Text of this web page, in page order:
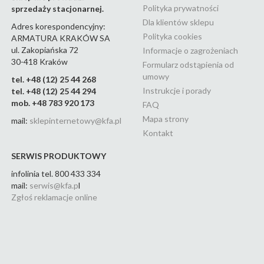
malaga black
malaga brushed gold
malaga brushed rose gold
(22)
malaga gun metal grey
(22)
malaga white
medico new (5)
mokait black
mokait chrom
sprzedaży stacjonarnej.
Adres korespondencyjny:
ARMATURA KRAKÓW SA
ul. Zakopiańska 72
30-418 Kraków
tel. +48 (12) 25 44 268
tel. +48 (12) 25 44 294
mob. +48 783 920 173
mail: sklepinternetowy@kfa.pl
SERWIS PRODUKTOWY
infolinia tel. 800 433 334
mail: serwis@kfa.pl
Zgłoś reklamacje online
Polityka prywatności
Dla klientów sklepu
Polityka cookies
Informacje o zagrożeniach
Formularz odstąpienia od
umowy
Instrukcje i porady
FAQ
Mapa strony
Kontakt